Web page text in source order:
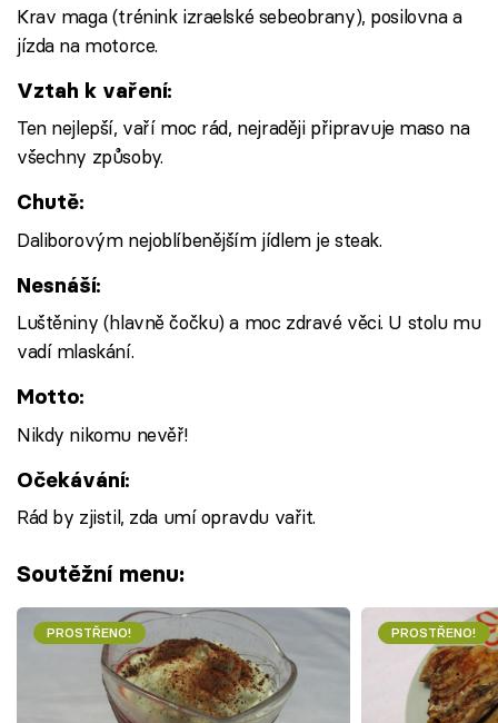
Krav maga (trénink izraelské sebeobrany), posilovna a
jízda na motorce.
Vztah k vaření:
Ten nejlepší, vaří moc rád, nejraději připravuje maso na
všechny způsoby.
Chutě:
Daliborovým nejoblíbenějším jídlem je steak.
Nesnáší:
Luštěniny (hlavně čočku) a moc zdravé věci. U stolu mu
vadí mlaskání.
Motto:
Nikdy nikomu nevěř!
Očekávání:
Rád by zjistil, zda umí opravdu vařit.
Soutěžní menu:
PROSTŘENO! PROSTŘENO!